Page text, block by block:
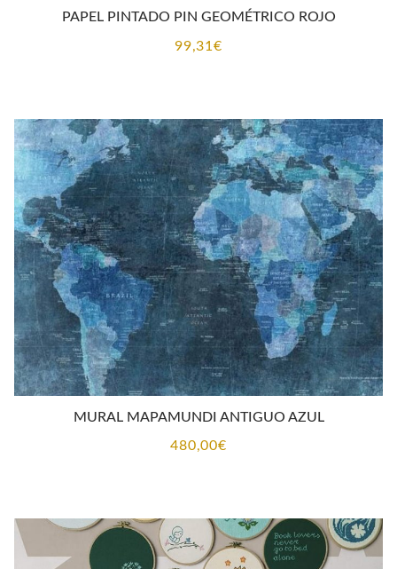
PAPEL PINTADO PIN GEOMÉTRICO ROJO
99,31€
MURAL MAPAMUNDI ANTIGUO AZUL
480,00€